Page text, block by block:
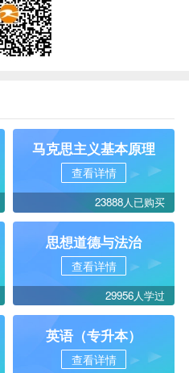
马克思主义基本原理
查看详情
23888人已购买
思想道德与法治
查看详情
29956人学过
英语（专升本）
查看详情